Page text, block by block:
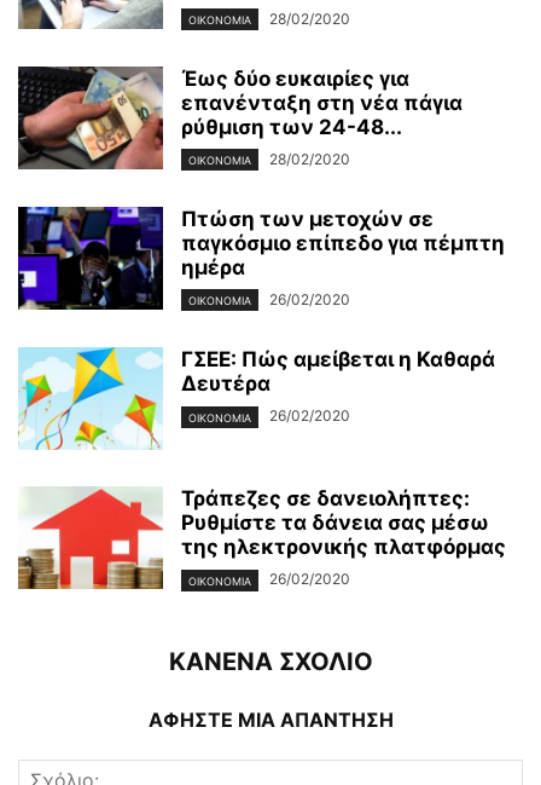
ΟΙΚΟΝΟΜΊΑ 28/02/2020
Έως δύο ευκαιρίες για
επανένταξη στη νέα πάγια
ρύθμιση των 24-48...
ΟΙΚΟΝΟΜΊΑ 28/02/2020
Πτώση των μετοχών σε
παγκόσμιο επίπεδο για πέμπτη
ημέρα
ΟΙΚΟΝΟΜΊΑ 26/02/2020
ΓΣΕΕ: Πώς αμείβεται η Καθαρά
Δευτέρα
ΟΙΚΟΝΟΜΊΑ 26/02/2020
Τράπεζες σε δανειολήπτες:
Ρυθμίστε τα δάνεια σας μέσω
της ηλεκτρονικής πλατφόρμας
ΟΙΚΟΝΟΜΊΑ 26/02/2020
ΚΑΝΕΝΑ ΣΧΟΛΙΟ
ΑΦΗΣΤΕ ΜΙΑ ΑΠΑΝΤΗΣΗ